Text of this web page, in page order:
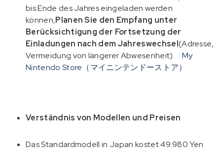
bis Ende des Jahres eingeladen werden
können,Planen Sie den Empfang unter
Berücksichtigung der Fortsetzung der
Einladungen nach dem Jahreswechsel(Adresse,
Vermeidung von längerer Abwesenheit).
My
Nintendo Store（マイニンテンドーストア）
Verständnis von Modellen und Preisen
Das Standardmodell in Japan kostet 49.980 Yen